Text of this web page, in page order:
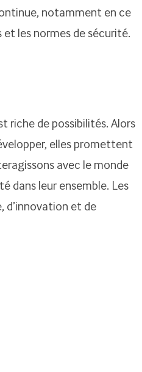
notamment en ce
les normes de sécurité.
riche de possibilités. Alors
elles promettent
avec le monde
dans leur ensemble. Les
d’innovation et de